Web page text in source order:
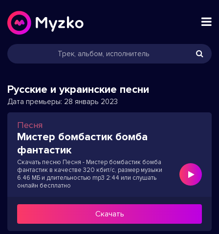
Русские и украинские песни
Дата премьеры: 28 январь 2023
Песня
Мистер бомбастик бомба
фантастик
Скачать песню Песня - Мистер бомбастик бомба
фантастик в качестве 320 кбит/с, размер музыки
6.46 МБ и длительностью mp3 2:44 или слушать
онлайн бесплатно
Скачать